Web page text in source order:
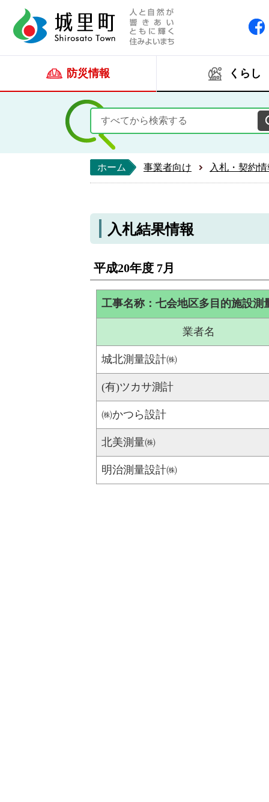
防災情報 くらし
ホーム 事業者向け 入札・契約
入札結果情報
平成20年度 7月
工事名称：七会地区多目的施設測
業者名
城北測量設計㈱
(有)ツカサ測計
㈱かつら設計
北美測量㈱
明治測量設計㈱